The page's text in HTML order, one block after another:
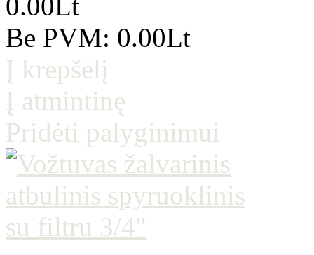
0.00Lt
Be PVM: 0.00Lt
Į krepšelį
Į atmintinę
Pridėti palyginimui